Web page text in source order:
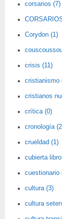
corsarios (7)
Corydon (1)
crisis (11)
cristianismo
cristianos
crítica (0)
cronología
crueldad (1)
cubierta
cuestionario
cultura (3)
cultura